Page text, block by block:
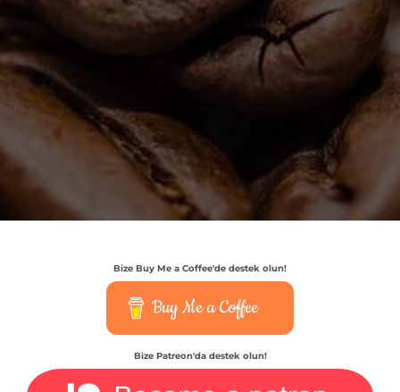
Bize Buy Me a Coffee'de destek olun!
Buy Me a Coffee
Bize Patreon'da destek olun!